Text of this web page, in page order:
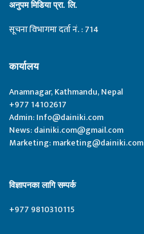
अनुपम मिडिया प्रा. लि.
सूचना विभागमा दर्ता नं. : 714
कार्यालय
Anamnagar, Kathmandu, Nepal
+977 14102617
Admin:Info@dainiki.com
News:dainiki.com@gmail.com
Marketing:marketing@dainiki.com
विज्ञापनका लागि सम्पर्क
+977 9810310115